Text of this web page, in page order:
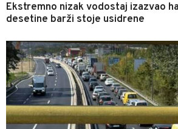
Ekstremno nizak vodostaj izazvao
desetine barži stoje usidrene